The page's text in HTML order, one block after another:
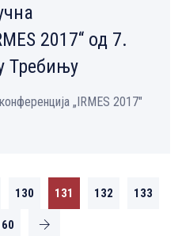
2017“ од 7.
Требињу
„IRMES 2017"
130 131 132 133